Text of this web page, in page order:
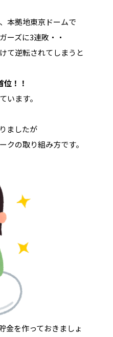
本拠地東京ドームで
ズに3連敗・・
て逆転されてしまうと
！！
います。
ましたが
クの取り組み方です。
金を作っておきましょ